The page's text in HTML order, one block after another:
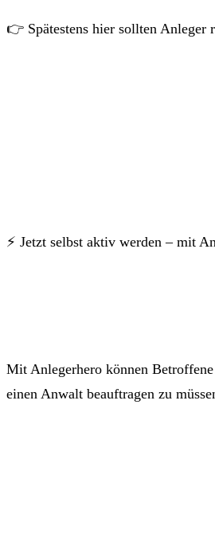
👉 Spätestens hier sollten Anleger
⚡ Jetzt selbst aktiv werden – mit
Mit Anlegerhero können
einen Anwalt beauftragen zu